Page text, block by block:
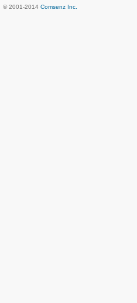
© 2001-2014 Comsenz Inc.